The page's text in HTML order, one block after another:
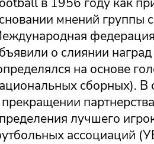
мнений группы
о слиянии
на основе
сборных). В
лучшего
ассоциаций